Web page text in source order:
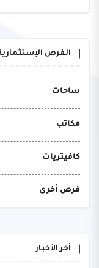
الفرص
ساحات
مكاتب
كافيتريات
فرص أخرى
أخر الأخبار